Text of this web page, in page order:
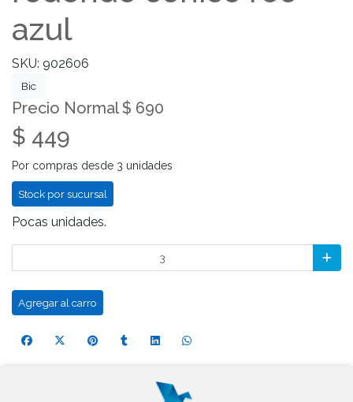
azul
SKU: 902606
Bic
Precio Normal $ 690
$ 449
Por compras desde 3 unidades
Stock por sucursal
Pocas unidades.
Agregar al carro